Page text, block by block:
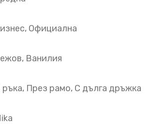
Официална
Ванилия
ръка, През рамо, С дълга дръжка